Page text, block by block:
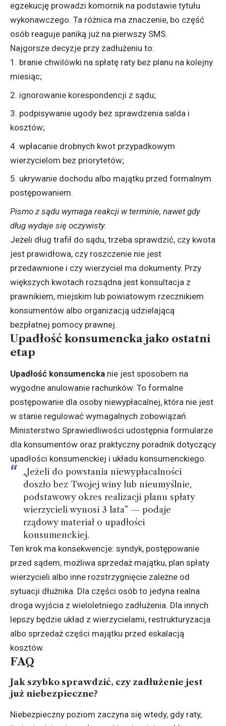
egzekucję prowadzi komornik na podstawie tytułu
wykonawczego. Ta różnica ma znaczenie, bo część
osób reaguje paniką już na pierwszy SMS.
Najgorsze decyzje przy zadłużeniu to:
branie chwilówki na spłatę raty bez planu na kolejny
miesiąc;
ignorowanie korespondencji z sądu;
podpisywanie ugody bez sprawdzenia salda i
kosztów;
wpłacanie drobnych kwot przypadkowym
wierzycielom bez priorytetów;
ukrywanie dochodu albo majątku przed formalnym
postępowaniem.
Pismo z sądu wymaga reakcji w terminie, nawet gdy
dług wydaje się oczywisty.
Jeżeli dług trafił do sądu, trzeba sprawdzić, czy kwota
jest prawidłowa, czy roszczenie nie jest
przedawnione i czy wierzyciel ma dokumenty. Przy
większych kwotach rozsądna jest konsultacja z
prawnikiem, miejskim lub powiatowym rzecznikiem
konsumentów albo organizacją udzielającą
bezpłatnej pomocy prawnej.
Upadłość konsumencka jako ostatni
etap
Upadłość konsumencka nie jest sposobem na
wygodne anulowanie rachunków. To formalne
postępowanie dla osoby niewypłacalnej, która nie jest
w stanie regulować wymagalnych zobowiązań.
Ministerstwo Sprawiedliwości udostępnia formularze
dla konsumentów oraz praktyczny poradnik dotyczący
upadłości konsumenckiej i układu konsumenckiego.
„Jeżeli do powstania niewypłacalności
doszło bez Twojej winy lub nieumyślnie,
podstawowy okres realizacji planu spłaty
wierzycieli wynosi 3 lata” — podaje
rządowy materiał o upadłości
konsumenckiej.
Ten krok ma konsekwencje: syndyk, postępowanie
przed sądem, możliwa sprzedaż majątku, plan spłaty
wierzycieli albo inne rozstrzygnięcie zależne od
sytuacji dłużnika. Dla części osób to jedyna realna
droga wyjścia z wieloletniego zadłużenia. Dla innych
lepszy będzie układ z wierzycielami, restrukturyzacja
albo sprzedaż części majątku przed eskalacją
kosztów.
FAQ
Jak szybko sprawdzić, czy zadłużenie jest
już niebezpieczne?
Niebezpieczny poziom zaczyna się wtedy, gdy raty,